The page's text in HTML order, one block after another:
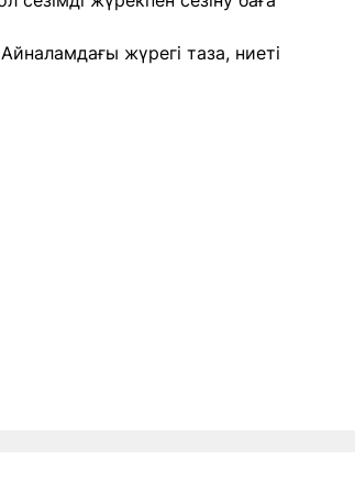
жүрегі таза, ниеті